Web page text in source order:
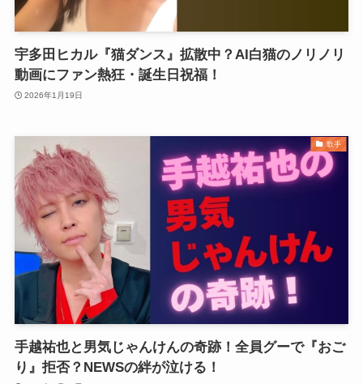
宇多田ヒカル『猫ダンス』拡散中？AI白猫のノリノリ
動画にファン熱狂・誕生日祝福！
2026年1月19日
歌手
手越祐也と男気じゃんけんの奇跡！全員グーで『おご
り』拒否？NEWSの絆が泣ける！